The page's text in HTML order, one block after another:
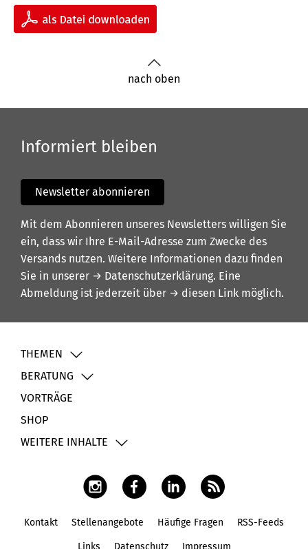
nach oben
Informiert bleiben
Newsletter abonnieren
Mit dem Abonnieren unseres Newsletters willigen Sie
ein, dass wir Ihre E-Mail-Adresse zum Zwecke des
Versands nutzen. Weitere Informationen dazu finden
Sie in unserer → Datenschutzerklärung. Eine
Abmeldung ist jederzeit über → diesen Link möglich.
THEMEN
BERATUNG
VORTRÄGE
SHOP
WEITERE INHALTE
Kontakt Stellenangebote Häufige Fragen RSS-Feeds